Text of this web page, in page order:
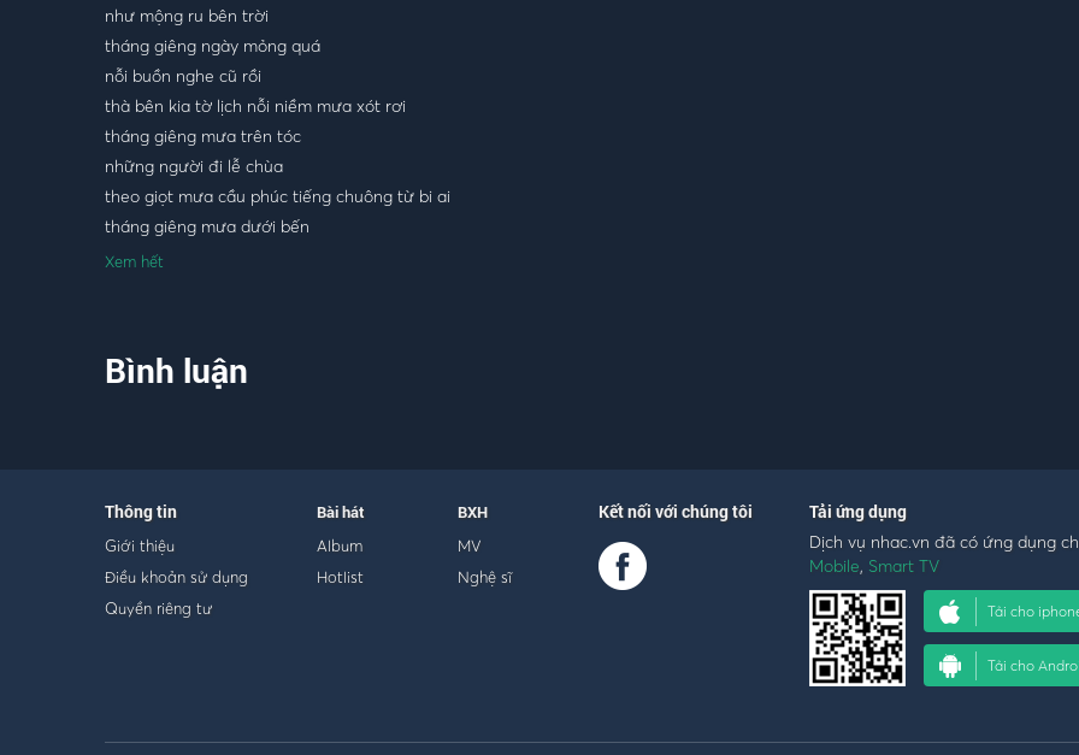
như mộng ru bên trời
tháng giêng ngày mỏng quá
nỗi buồn nghe cũ rồi
thà bên kia tờ lịch nỗi niềm mưa xót rơi
tháng giêng mưa trên tóc
những người đi lễ chùa
theo giọt mưa cầu phúc tiếng chuông từ bi ai
tháng giêng mưa dưới bến
mộng mơ cô lái đò
Xem hết
Bình luận
Thông tin
Giới thiệu
Điều khoản sử dụng
Quyền riêng tư
Bài hát
Album
Hotlist
BXH
MV
Nghệ sĩ
Kết nối với chúng tôi Tải ứng dụng
Dịch vụ nhac.vn đã có ứng dụng
Mobile, Smart TV
Tải cho
Tải cho